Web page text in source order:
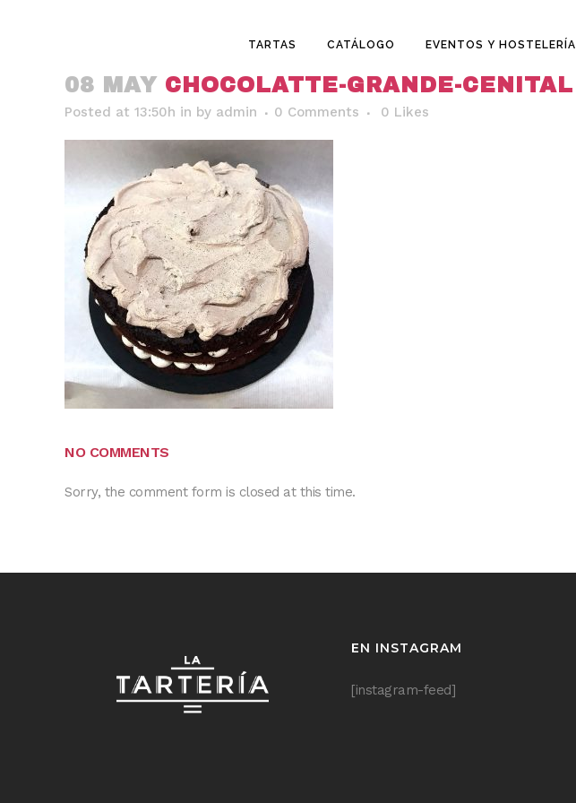
TARTAS CATÁLOGO EVENTOS Y HOSTELERÍA
08 MAY CHOCOLATTE-GRANDE-CENITAL
Posted at 13:50h in by admin 0 Comments 0 Likes
NO COMMENTS
Sorry, the comment form is closed at this time.
EN INSTAGRAM
[instagram-feed]